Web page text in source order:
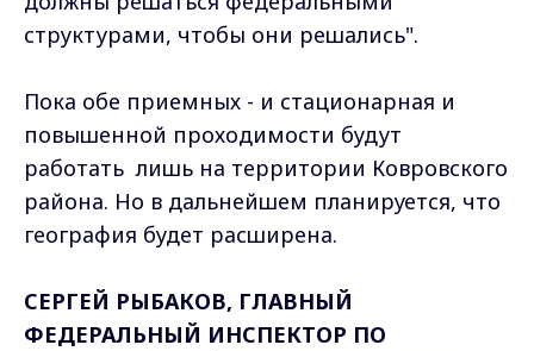
структурами, чтобы они решались".
Пока обе приемных - и стационарная и
повышенной проходимости будут
работать лишь на территории Ковровского
района. Но в дальнейшем планируется, что
география будет расширена.
СЕРГЕЙ РЫБАКОВ, ГЛАВНЫЙ
ФЕДЕРАЛЬНЫЙ ИНСПЕКТОР ПО